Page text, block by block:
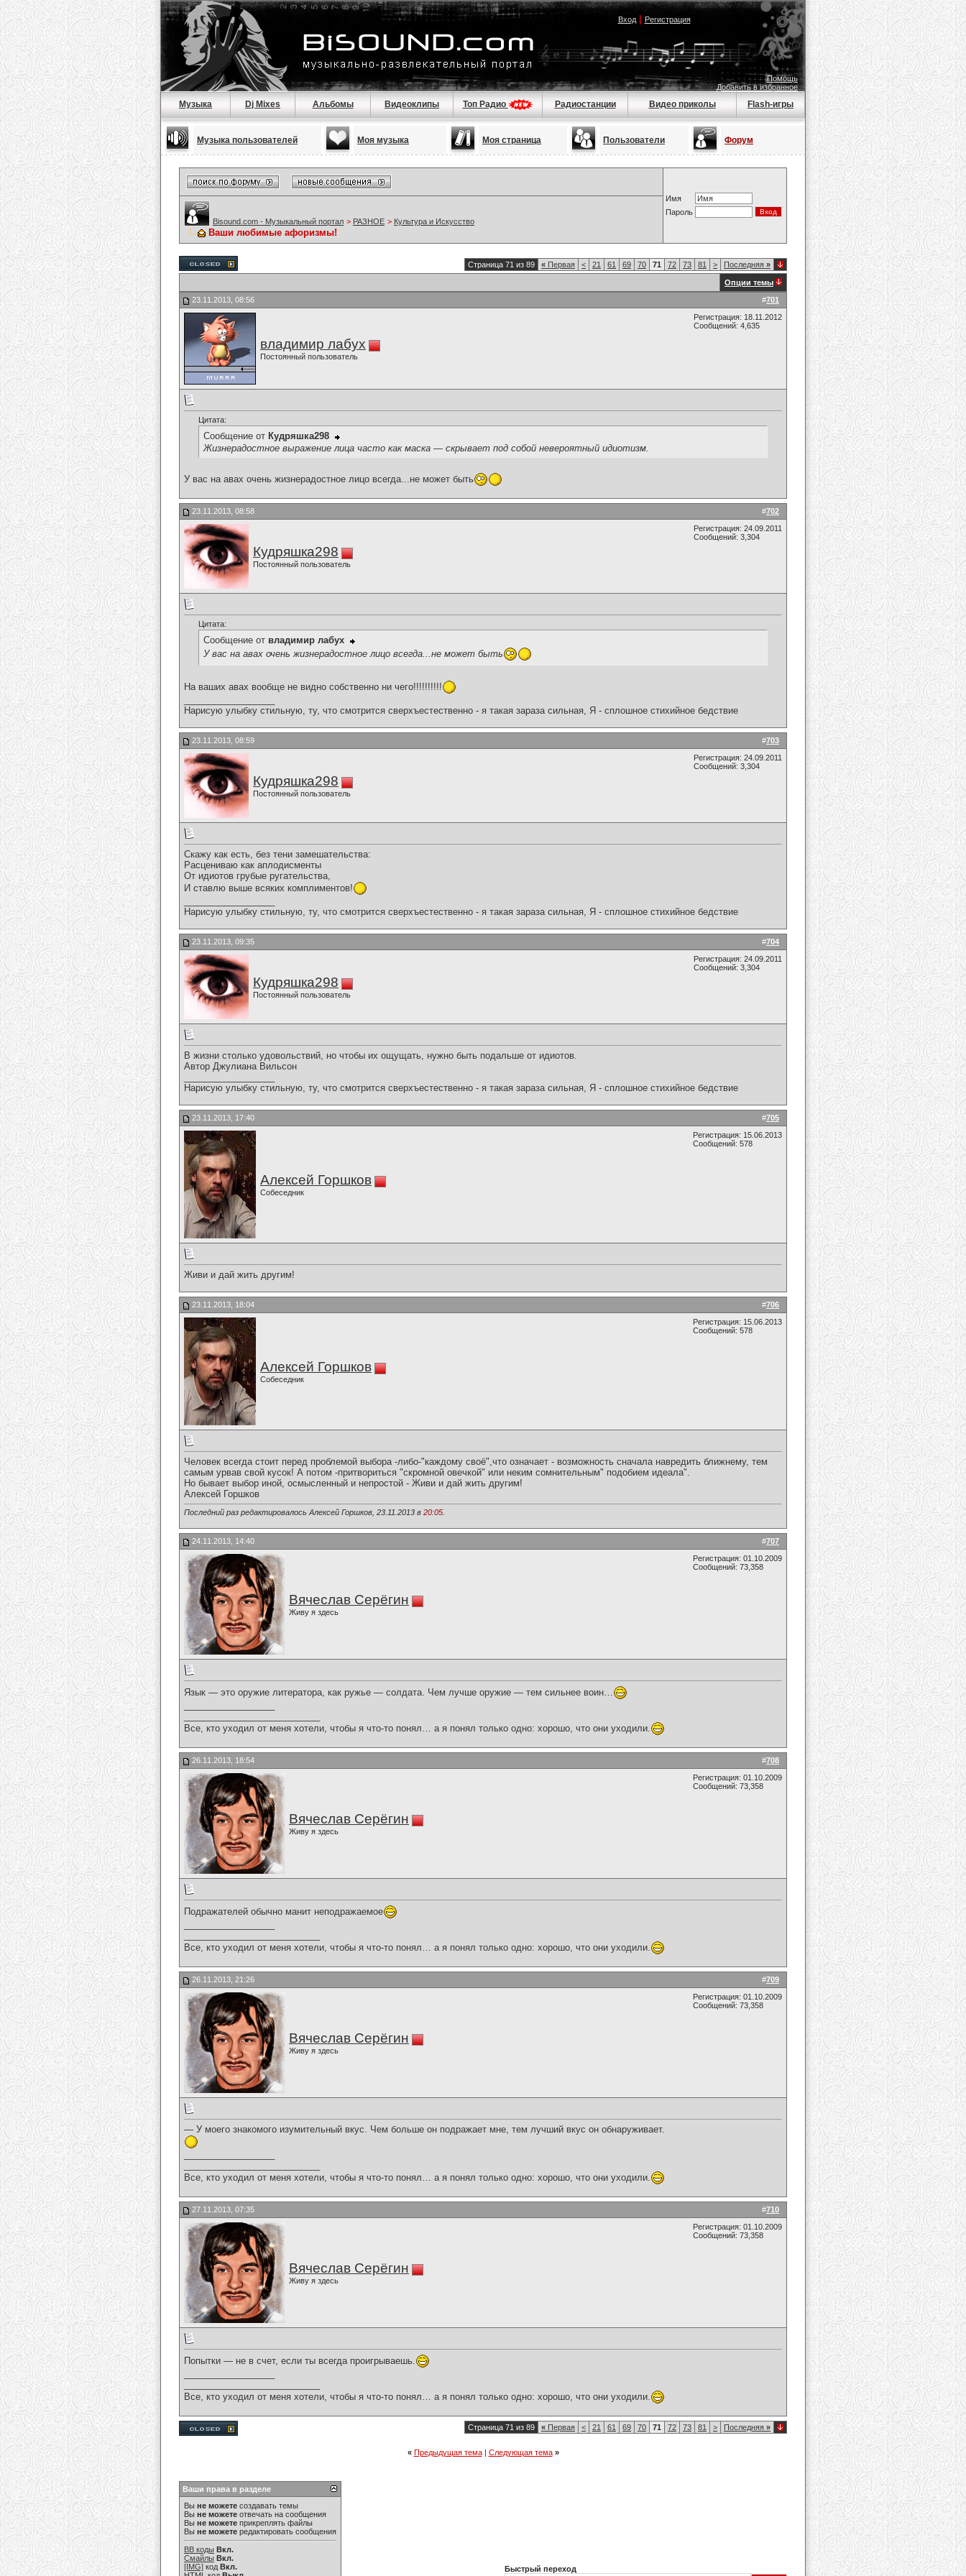
Вход| Регистрация
Помощь
Добавить в избранное
Музыка Dj Mixes Альбомы Видеоклипы Топ Радио Радиостанции Видео приколы Flash-игры
Музыка пользователей Моя музыка Моя страница Пользователи Форум
Имя
Пароль
Bisound.com - Музыкальный портал > РАЗНОЕ > Культура и Искусство
Ваши любимые афоризмы!
Страница 71 из 89 « Первая < 21 61 69 70 71 72 73 81 > Последняя »
Опции темы
#701
23.11.2013, 08:56
владимир лабух
Постоянный пользователь
Регистрация: 18.11.2012
Сообщений: 4,635
Цитата:
Сообщение от Кудряшка298
Жизнерадостное выражение лица часто как маска — скрывает под собой невероятный идиотизм.
У вас на авах очень жизнерадостное лицо всегда...не может быть
#702
23.11.2013, 08:58
Кудряшка298
Постоянный пользователь
Регистрация: 24.09.2011
Сообщений: 3,304
Цитата:
Сообщение от владимир лабух
У вас на авах очень жизнерадостное лицо всегда...не может быть
На ваших авах вообще не видно собственно ни чего!!!!!!!!!!
Нарисую улыбку стильную, ту, что смотрится сверхъестественно - я такая зараза сильная, Я - сплошное стихийное бедствие
#703
23.11.2013, 08:59
Кудряшка298
Постоянный пользователь
Регистрация: 24.09.2011
Сообщений: 3,304
Скажу как есть, без тени замешательства:
Расцениваю как аплодисменты
От идиотов грубые ругательства,
И ставлю выше всяких комплиментов!
Нарисую улыбку стильную, ту, что смотрится сверхъестественно - я такая зараза сильная, Я - сплошное стихийное бедствие
#704
23.11.2013, 09:35
Кудряшка298
Постоянный пользователь
Регистрация: 24.09.2011
Сообщений: 3,304
В жизни столько удовольствий, но чтобы их ощущать, нужно быть подальше от идиотов.
Автор Джулиана Вильсон
Нарисую улыбку стильную, ту, что смотрится сверхъестественно - я такая зараза сильная, Я - сплошное стихийное бедствие
#705
23.11.2013, 17:40
Алексей Горшков
Собеседник
Регистрация: 15.06.2013
Сообщений: 578
Живи и дай жить другим!
#706
23.11.2013, 18:04
Алексей Горшков
Собеседник
Регистрация: 15.06.2013
Сообщений: 578
Человек всегда стоит перед проблемой выбора -либо-"каждому своё",что означает - возможность сначала навредить ближнему, тем
самым урвав свой кусок! А потом -притвориться "скромной овечкой" или неким сомнительным" подобием идеала".
Но бывает выбор иной, осмысленный и непростой - Живи и дай жить другим!
Алексей Горшков
Последний раз редактировалось Алексей Горшков, 23.11.2013 в 20:05
#707
24.11.2013, 14:40
Вячеслав Серёгин
Живу я здесь
Регистрация: 01.10.2009
Сообщений: 73,358
Язык — это оружие литератора, как ружье — солдата. Чем лучше оружие — тем сильнее воин…
Все, кто уходил от меня хотели, чтобы я что-то понял… а я понял только одно: хорошо, что они уходили.
#708
26.11.2013, 18:54
Вячеслав Серёгин
Живу я здесь
Регистрация: 01.10.2009
Сообщений: 73,358
Подражателей обычно манит неподражаемое
Все, кто уходил от меня хотели, чтобы я что-то понял… а я понял только одно: хорошо, что они уходили.
#709
26.11.2013, 21:26
Вячеслав Серёгин
Живу я здесь
Регистрация: 01.10.2009
Сообщений: 73,358
— У моего знакомого изумительный вкус. Чем больше он подражает мне, тем лучший вкус он обнаруживает.
Все, кто уходил от меня хотели, чтобы я что-то понял… а я понял только одно: хорошо, что они уходили.
#710
27.11.2013, 07:35
Вячеслав Серёгин
Живу я здесь
Регистрация: 01.10.2009
Сообщений: 73,358
Попытки — не в счет, если ты всегда проигрываешь.
Все, кто уходил от меня хотели, чтобы я что-то понял… а я понял только одно: хорошо, что они уходили.
Страница 71 из 89 « Первая < 21 61 69 70 71 72 73 81 > Последняя »
« Предыдущая тема| Следующая тема »
Ваши права в разделе
Вы не можете создавать темы
Вы не можете отвечать на сообщения
Вы не можете прикреплять файлы
Вы не можете редактировать сообщения
BB коды Вкл.
Смайлы Вкл.
[IMG] код Вкл.
Быстрый переход